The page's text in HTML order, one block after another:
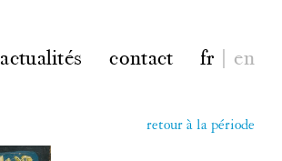
actualités contact fr | en
retour à la période